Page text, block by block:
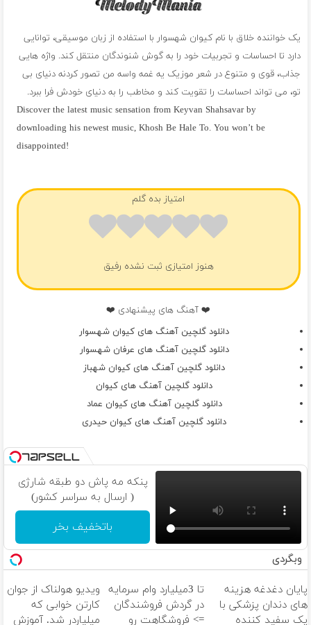
یک خواننده خلاق با نام کیوان شهسوار با استفاده از زبان موسیقی، توانایی
دارد تا احساسات و تجربیات خود را به گوش شنوندگان منتقل کند. واژه هایی
جذاب، قوی و متنوع در شعر موزیک یه غمه واسه من تصور کردنه دنیای بی
تو، می تواند احساسات را تقویت کند و مخاطب را به دنیای خودش فرا ببرد.
Discover the latest music sensation from Keyvan Shahsavar by
downloading his newest music, Khosh Be Hale To. You won’t be
disappointed!
امتیاز بده گلم
هنوز امتیازی ثبت نشده رفیق
❤️ آهنگ های پیشنهادی ❤️
دانلود گلچین آهنگ های کیوان شهسوار
دانلود گلچین آهنگ های عرفان شهسوار
دانلود گلچین آهنگ های کیوان شهباز
دانلود گلچین آهنگ های کیوان
دانلود گلچین آهنگ های کیوان عماد
دانلود گلچین آهنگ های کیوان حیدری
پنکه مه پاش دو طبقه شارژی
( ارسال به سراسر کشور)
باتخفیف بخر
وبگردی
پایان دغدغه هزینه
های دندان پزشکی با
پک سفید کننده
تا 3میلیارد وام سرمایه
در گردش فروشندگان
=> فروشگاهت رو
ویدیو هولناک از جوان
کارتن خوابی که
میلیاردر شد. آموزش